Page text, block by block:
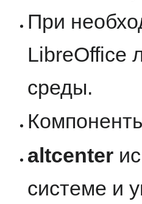
При
LibreOffice
среды.
altcenter
системе и